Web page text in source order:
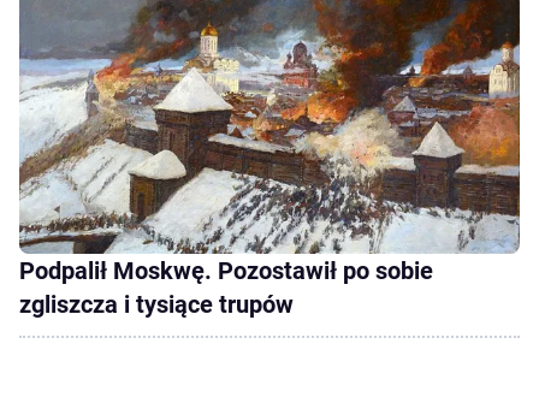
Podpalił Moskwę. Pozostawił po sobie
zgliszcza i tysiące trupów